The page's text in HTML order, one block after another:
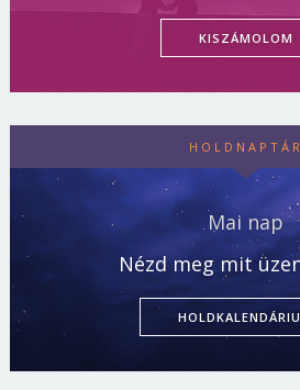
KISZÁMOLOM
HOLDNAPTÁR
Mai nap
Nézd meg mit